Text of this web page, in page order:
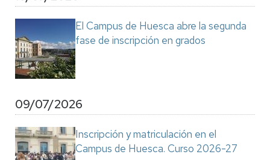
El Campus de Huesca abre la segunda
fase de inscripción en grados
09/07/2026
Inscripción y matriculación en el
Campus de Huesca. Curso 2026-27